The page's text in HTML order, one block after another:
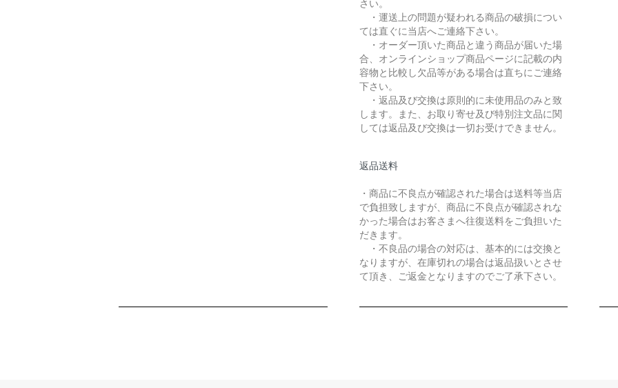
・運送上の問題が疑われる商品の破損につい
ては直ぐに当店へご連絡下さい。
・オーダー頂いた商品と違う商品が届いた場
合、オンラインショップ商品ページに記載の内
容物と比較し欠品等がある場合は直ちにご連絡
下さい。
・返品及び交換は原則的に未使用品のみと致
します。また、お取り寄せ及び特別注文品に関
しては返品及び交換は一切お受けできません。
返品送料
・商品に不良点が確認された場合は送料等当店
で負担致しますが、商品に不良点が確認されな
かった場合はお客さまへ往復送料をご負担いた
だきます。
・不良品の場合の対応は、基本的には交換と
なりますが、在庫切れの場合は返品扱いとさせ
て頂き、ご返金となりますのでご了承下さい。